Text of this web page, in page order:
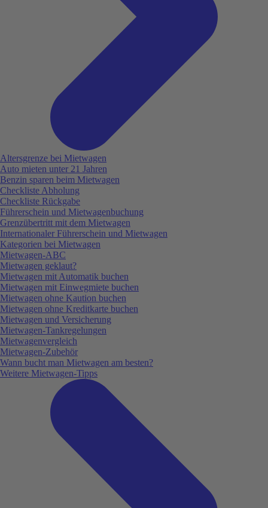
Altersgrenze bei Mietwagen
Auto mieten unter 21 Jahren
Benzin sparen beim Mietwagen
Checkliste Abholung
Checkliste Rückgabe
Führerschein und Mietwagenbuchung
Grenzübertritt mit dem Mietwagen
Internationaler Führerschein und Mietwagen
Kategorien bei Mietwagen
Mietwagen-ABC
Mietwagen geklaut?
Mietwagen mit Automatik buchen
Mietwagen mit Einwegmiete buchen
Mietwagen ohne Kaution buchen
Mietwagen ohne Kreditkarte buchen
Mietwagen und Versicherung
Mietwagen-Tankregelungen
Mietwagenvergleich
Mietwagen-Zubehör
Wann bucht man Mietwagen am besten?
Weitere Mietwagen-Tipps